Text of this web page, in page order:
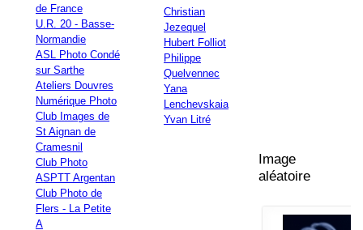
de France
U.R. 20 - Basse-
Normandie
ASL Photo Condé
sur Sarthe
Ateliers Douvres
Numérique Photo
Club Images de
St Aignan de
Cramesnil
Club Photo
ASPTT Argentan
Club Photo de
Flers - La Petite
A
Christian
Jezequel
Hubert Folliot
Philippe
Quelvennec
Yana
Lenchevskaia
Yvan Litré
Image
aléatoire